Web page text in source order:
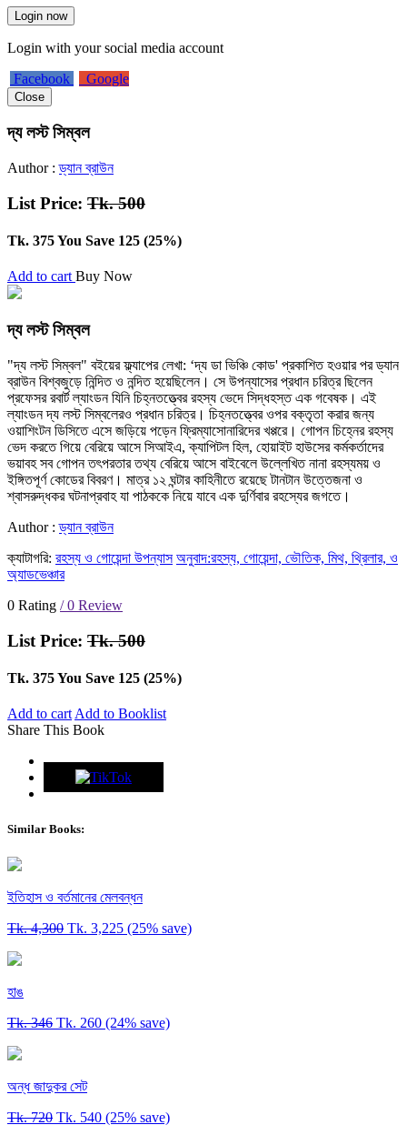
Login now
Login with your social media account
Facebook
Google
Close
দ্য লস্ট সিম্বল
Author :ড্যান ব্রাউন
List Price: Tk. 500
Tk. 375You Save 125 (25%)
Add to cart Buy Now
দ্য লস্ট সিম্বল
"দ্য লস্ট সিম্বল" বইয়ের ফ্ল্যাপের লেখা: ‘দ্য ডা ভিঞ্চি কোড' প্রকাশিত হওয়ার পর ড্যান
ব্রাউন বিশ্বজুড়ে নিন্দিত ও নন্দিত হয়েছিলেন। সে উপন্যাসের প্রধান চরিত্র ছিলেন
প্রফেসর রবার্ট ল্যাংডন যিনি চিহ্নতত্ত্বের রহস্য ভেদে সিদ্ধহস্ত এক গবেষক। এই
ল্যাংডন দ্য লস্ট সিম্বলেরও প্রধান চরিত্র। চিহ্নতত্ত্বের ওপর বক্তৃতা করার জন্য
ওয়াশিংটন ডিসিতে এসে জড়িয়ে পড়েন ফ্রিম্যাসােনারিদের খপ্পরে। গােপন চিহ্নের রহস্য
ভেদ করতে গিয়ে বেরিয়ে আসে সিআইএ, ক্যাপিটল হিল, হােয়াইট হাউসের কর্মকর্তাদের
ভয়াবহ সব গােপন তৎপরতার তথ্য বেরিয়ে আসে বাইবেলে উল্লেখিত নানা রহস্যময় ও
ইঙ্গিতপূর্ণ কোডের বিবরণ। মাত্র ১২ ঘন্টার কাহিনীতে রয়েছে টানটান উত্তেজনা ও
শ্বাসরুদ্ধকর ঘটনাপ্রবাহ যা পাঠককে নিয়ে যাবে এক দুর্ণিবার রহস্যের জগতে।
Author :ড্যান ব্রাউন
ক্যাটাগরি: রহস্য ও গোয়েন্দা উপন্যাস অনুবাদ:রহস্য, গোয়েন্দা, ভৌতিক, মিথ, থ্রিলার, ও
অ্যাডভেঞ্চার
0 Rating / 0 Review
List Price: Tk. 500
Tk. 375You Save 125 (25%)
Add to cart Add to Booklist
Share This Book
Similar Books:
ইতিহাস ও বর্তমানের মেলবন্ধন
Tk. 4,300 Tk. 3,225 (25% save)
হাঙ
Tk. 346 Tk. 260 (24% save)
অন্ধ জাদুকর ‍সেট
Tk. 720 Tk. 540 (25% save)